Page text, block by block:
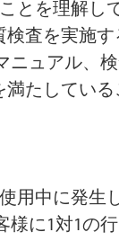
とを理解
査を実施
ュアル、
たしている
用中に発
に1対1の